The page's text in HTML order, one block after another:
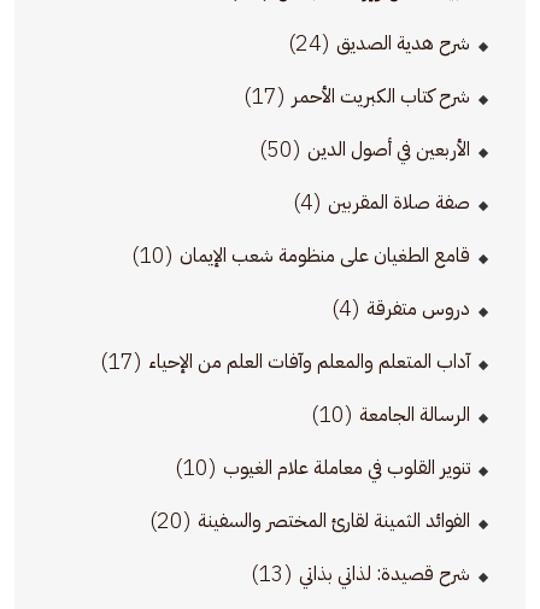
شرح هدية الصديق (24)
شرح كتاب الكبريت الأحمر (17)
الأربعين في أصول الدين (50)
صفة صلاة المقربين (4)
قامع الطغيان على منظومة شعب الإيمان (10)
دروس متفرقة (4)
آداب المتعلم والمعلم وآفات العلم من الإحياء (17)
الرسالة الجامعة (10)
تنوير القلوب في معاملة علام الغيوب (10)
الفوائد الثمينة لقارئ المختصر والسفينة (20)
شرح قصيدة: لذاتي بذاتي (13)